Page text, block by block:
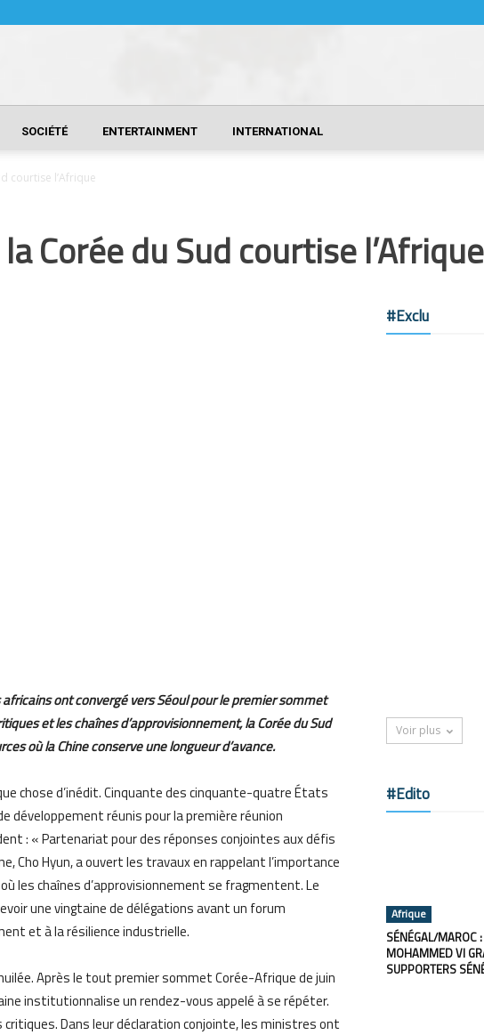
SOCIÉTÉ ENTERTAINMENT INTERNATIONAL
courtise l’Afrique
Corée du Sud courtise l’Afrique
ont convergé vers Séoul pour le premier sommet
et les chaînes d’approvisionnement, la Corée du Sud
où la Chine conserve une longueur d’avance.
chose d’inédit. Cinquante des cinquante-quatre États
développement réunis pour la première réunion
: « Partenariat pour des réponses conjointes aux défis
Cho Hyun, a ouvert les travaux en rappelant l’importance
les chaînes d’approvisionnement se fragmentent. Le
une vingtaine de délégations avant un forum
et à la résilience industrielle.
Après le tout premier sommet Corée-Afrique de juin
institutionnalise un rendez-vous appelé à se répéter.
Dans leur déclaration conjointe, les ministres ont
#Exclu
Voir plus
#Edito
Afrique
SÉNÉGAL/MAROC
MOHAMMED VI
SUPPORTERS